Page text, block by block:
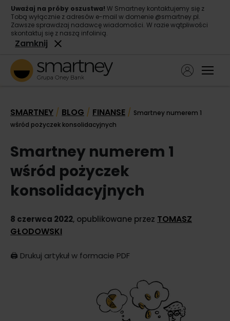
Uważaj na próby oszustwa! W Smartney kontaktujemy się z
Tobą wyłącznie z adresów e-mail w domenie @smartney.pl.
Zawsze sprawdzaj nadawcę wiadomości. W razie wątpliwości
skontaktuj się z naszą infolinią.
Zamknij
Pożyczka konsolidacyjna
SMARTNEY / BLOG / FINANSE / Smartney numerem 1
wśród pożyczek konsolidacyjnych
Smartney numerem 1
wśród pożyczek
konsolidacyjnych
8 czerwca 2022, opublikowane przez TOMASZ
GŁODOWSKI
🖨️ Drukuj artykuł w formacie PDF